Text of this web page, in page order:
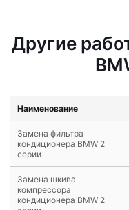
Другие
Наименование
Замена фильтра
кондиционера BMW 2
серии
Замена шкива
компрессора
кондиционера BMW 2